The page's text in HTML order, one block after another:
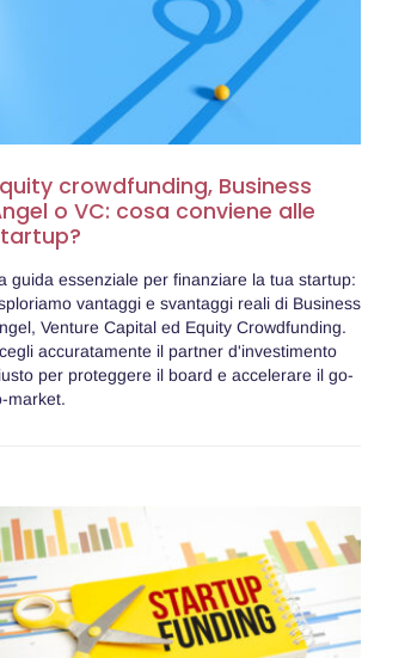
crowdfunding, Business
o VC: cosa conviene alle
guida essenziale per finanziare la tua startup:
vantaggi e svantaggi reali di Business
Venture Capital ed Equity Crowdfunding.
accuratamente il partner d'investimento
per proteggere il board e accelerare il go-
market.